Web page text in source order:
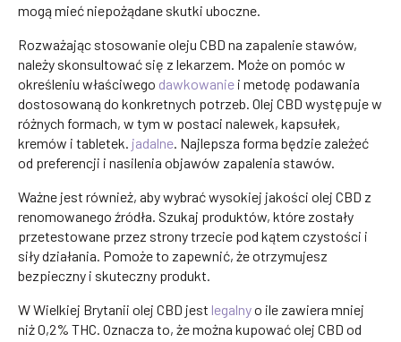
mogą mieć niepożądane skutki uboczne.
Rozważając stosowanie oleju CBD na zapalenie stawów,
należy skonsultować się z lekarzem. Może on pomóc w
określeniu właściwego dawkowanie i metodę podawania
dostosowaną do konkretnych potrzeb. Olej CBD występuje w
różnych formach, w tym w postaci nalewek, kapsułek,
kremów i tabletek. jadalne. Najlepsza forma będzie zależeć
od preferencji i nasilenia objawów zapalenia stawów.
Ważne jest również, aby wybrać wysokiej jakości olej CBD z
renomowanego źródła. Szukaj produktów, które zostały
przetestowane przez strony trzecie pod kątem czystości i
siły działania. Pomoże to zapewnić, że otrzymujesz
bezpieczny i skuteczny produkt.
W Wielkiej Brytanii olej CBD jest legalnyo ile zawiera mniej
niż 0,2% THC. Oznacza to, że można kupować olej CBD od